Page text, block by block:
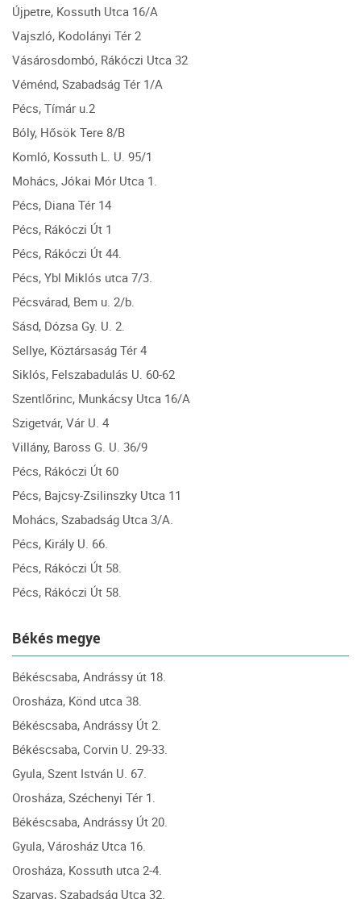
Újpetre, Kossuth Utca 16/A
Vajszló, Kodolányi Tér 2
Vásárosdombó, Rákóczi Utca 32
Véménd, Szabadság Tér 1/A
Pécs, Tímár u.2
Bóly, Hősök Tere 8/B
Komló, Kossuth L. U. 95/1
Mohács, Jókai Mór Utca 1.
Pécs, Diana Tér 14
Pécs, Rákóczi Út 1
Pécs, Rákóczi Út 44.
Pécs, Ybl Miklós utca 7/3.
Pécsvárad, Bem u. 2/b.
Sásd, Dózsa Gy. U. 2.
Sellye, Köztársaság Tér 4
Siklós, Felszabadulás U. 60-62
Szentlőrinc, Munkácsy Utca 16/A
Szigetvár, Vár U. 4
Villány, Baross G. U. 36/9
Pécs, Rákóczi Út 60
Pécs, Bajcsy-Zsilinszky Utca 11
Mohács, Szabadság Utca 3/A.
Pécs, Király U. 66.
Pécs, Rákóczi Út 58.
Pécs, Rákóczi Út 58.
Békés megye
Békéscsaba, Andrássy út 18.
Orosháza, Könd utca 38.
Békéscsaba, Andrássy Út 2.
Békéscsaba, Corvin U. 29-33.
Gyula, Szent István U. 67.
Orosháza, Széchenyi Tér 1.
Békéscsaba, Andrássy Út 20.
Gyula, Városház Utca 16.
Orosháza, Kossuth utca 2-4.
Szarvas, Szabadság Utca 32.